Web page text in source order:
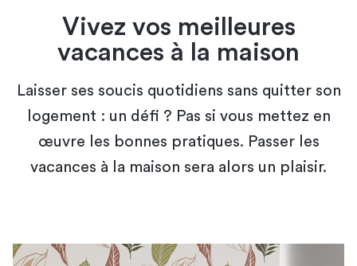
Vivez vos meilleures
vacances à la maison
Laisser ses soucis quotidiens sans quitter son
logement : un défi ? Pas si vous mettez en
œuvre les bonnes pratiques. Passer les
vacances à la maison sera alors un plaisir.